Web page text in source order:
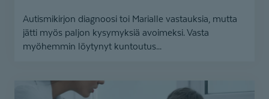
Autismikirjon diagnoosi toi Marialle vastauksia, mutta
jätti myös paljon kysymyksiä avoimeksi. Vasta
myöhemmin löytynyt kuntoutus...